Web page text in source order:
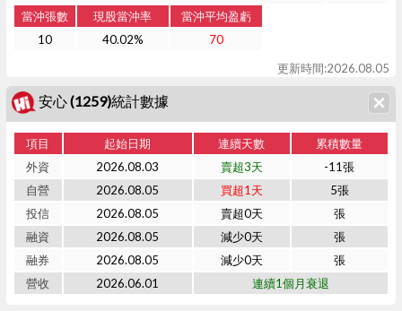
當沖張數 現股當沖率
當沖平均盈虧
10
40.02%
70
更新時間:2026.08.05
安心 (1259)統計數據
項目 起始日期 連續天數
累積數量
外資
2026.08.03 賣超3天
-11張
自營
2026.08.05 買超1天
5張
投信
2026.08.05 賣超0天
張
融資
2026.08.05 減少0天
張
融券
2026.08.05 減少0天
張
營收
2026.06.01 連續1個月衰退